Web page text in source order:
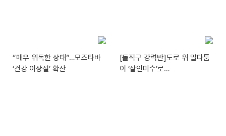
“매우 위독한 상태”…모즈타바
‘건강 이상설’ 확산
[돌직구 강력반]도로 위 말다툼
이 ‘살인미수’로…